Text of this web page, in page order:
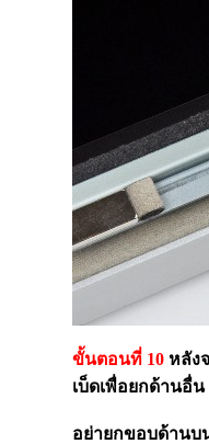
ขั้นตอนที่ 10 หลัง
เบ็ดเพื่อยกด้านอื่น
อย่ายกขอบด้านบ